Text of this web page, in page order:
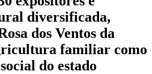
diversificada,
dos Ventos da
familiar como
do estado